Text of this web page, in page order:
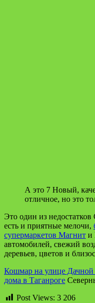
А это 7 Новый,
отличное, но это
Это один из
есть и приятные мелочи,
супермаркетов Магнит и
автомобилей, свежий
деревьев, цветов и
Кошмар на улице
дома в Таганроге
Post Views: 3 206